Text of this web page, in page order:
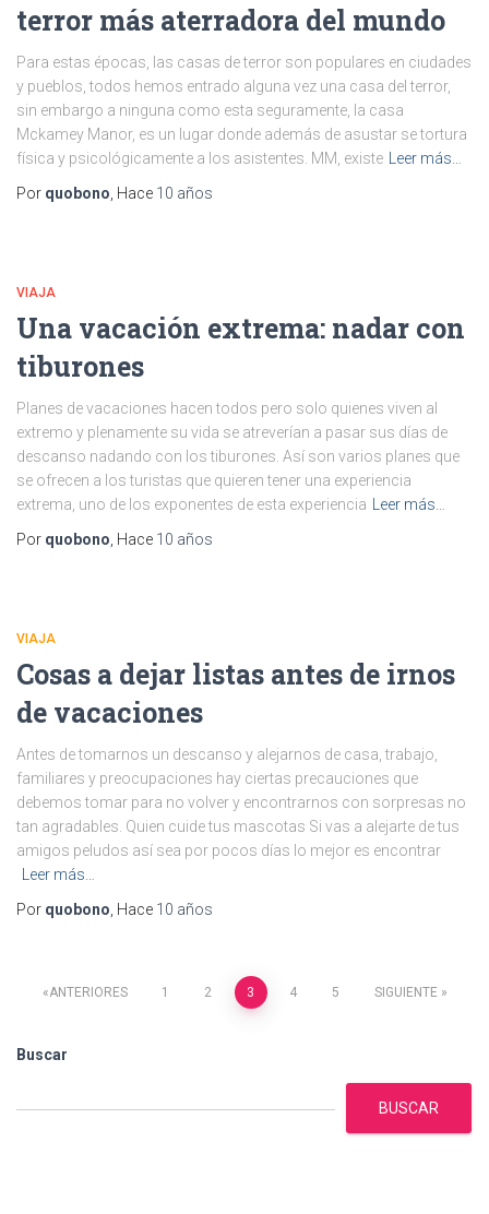
terror más aterradora del mundo
Para estas épocas, las casas de terror son populares en ciudades
y pueblos, todos hemos entrado alguna vez una casa del terror,
sin embargo a ninguna como esta seguramente, la casa
Mckamey Manor, es un lugar donde además de asustar se tortura
física y psicológicamente a los asistentes. MM, existe
Leer más…
Por quobono , Hace 10 años
VIAJA
Una vacación extrema: nadar con
tiburones
Planes de vacaciones hacen todos pero solo quienes viven al
extremo y plenamente su vida se atreverían a pasar sus días de
descanso nadando con los tiburones. Así son varios planes que
se ofrecen a los turistas que quieren tener una experiencia
extrema, uno de los exponentes de esta experiencia
Leer más…
Por quobono , Hace 10 años
VIAJA
Cosas a dejar listas antes de irnos
de vacaciones
Antes de tomarnos un descanso y alejarnos de casa, trabajo,
familiares y preocupaciones hay ciertas precauciones que
debemos tomar para no volver y encontrarnos con sorpresas no
tan agradables. Quien cuide tus mascotas Si vas a alejarte de tus
amigos peludos así sea por pocos días lo mejor es encontrar
Leer más…
Por quobono , Hace 10 años
Paginación
de
ANTERIORES 1 2 3 4 5 SIGUIENTE
Buscar
BUSCAR